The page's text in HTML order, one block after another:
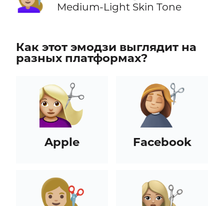
Medium-Light Skin Tone
Как этот эмодзи выглядит на
разных платформах?
Apple Facebook